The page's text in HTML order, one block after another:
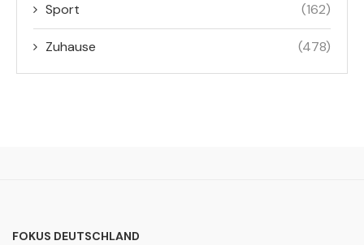
Sport (162)
Zuhause (478)
FOKUS DEUTSCHLAND